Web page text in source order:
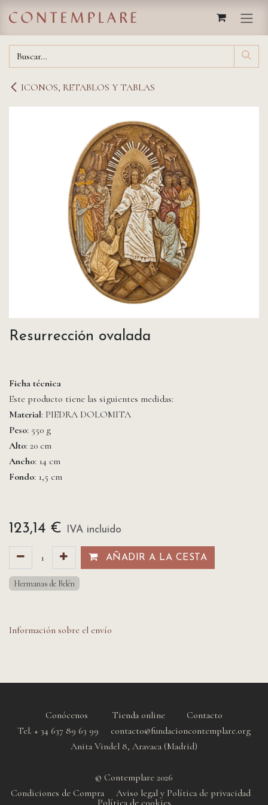
ICONOS, RETABLOS Y TABLAS
Resurrección ovalada
Ficha técnica
Este producto tiene las siguientes medidas:
Material: PIEDRA DOLOMITA
Peso: 550 g
Alto: 20 cm
Ancho: 14 cm
Fondo: 1,5 cm
123,14 € IVA incluido
AÑADIR A LA CESTA​​
Hermanas de Belén
Información sobre el envío
Conócenos Tienda online
Contacto
Tel. + 34 637 89 63 99 contacto@fundacioncontemplare.org
Anita Vindel 8, Aravaca (Madrid)
© Contemplare 2026
Condiciones de Compra
Aviso legal y Política de privacidad